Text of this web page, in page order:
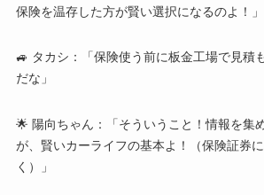
保険を温存した方が賢い選択になるのよ！」
🚙 タカシ：「保険使う前に板金工場で見積
だな」
🌟 陽向ちゃん：「そういうこと！情報を集
が、賢いカーライフの基本よ！（保険証券
く）」